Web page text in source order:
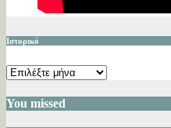
Ιστορικό
Ιστορικό
You missed